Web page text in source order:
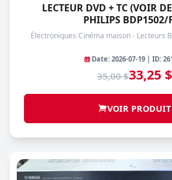
LECTEUR DVD + TC (VOIR
PHILIPS BDP1502/
Électroniques/Cinéma maison - Lecteurs
Date: 2026-07-19 | ID:
35,00 $33,25 $
VOIR PRODUIT